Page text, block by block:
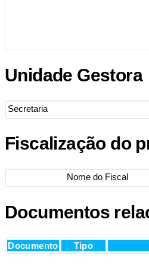
Unidade Gestora
Secretaria
Fiscalização do
Nome do Fiscal
Documentos
Documento Tipo